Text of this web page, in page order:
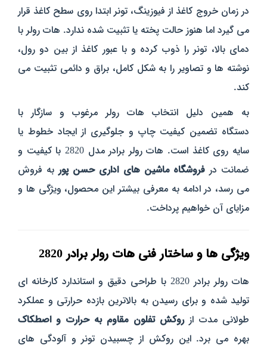
در زمان خروج کاغذ از فیوزینگ، تونر ابتدا روی سطح کاغذ قرار
می‌ گیرد اما هنوز حالت پخته یا تثبیت شده ندارد. هات رولر با
دمای بالا، تونر را ذوب کرده و با عبور کاغذ از بین دو رول،
نوشته‌ ها و تصاویر را به شکل کامل، براق و دائمی تثبیت می‌
کند.
به همین دلیل انتخاب هات رولر مرغوب و سازگار با
دستگاه تضمین کیفیت چاپ و جلوگیری از ایجاد خطوط یا
سایه روی کاغذ است.
هات رولر برادر مدل 2820 با کیفیت و
ضمانت درفروشگاه ماشین های اداری حسن پور به فروش
می رسد، در ادامه به معرفی بیشتر این محصول، ویژگی ها و
مزایای آن خواهیم پرداخت.
ویژگی‌ ها و ساختار فنی هات رولر برادر 2820
هات رولر برادر 2820 با طراحی دقیق و استاندارد کارخانه‌ ای
تولید شده و برای رسیدن به بالاترین بازده حرارتی و عملکرد
طولانی‌ مدت ازروکش تفلون مقاوم به حرارت و اصطکاک
بهره می‌ برد. این روکش از چسبیدن تونر و آلودگی‌ های